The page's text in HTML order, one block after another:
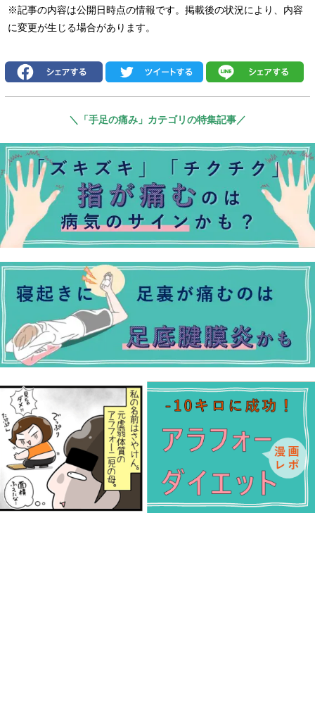
※記事の内容は公開日時点の情報です。掲載後の状況により、内容
に変更が生じる場合があります。
＼「手足の痛み」カテゴリの特集記事／